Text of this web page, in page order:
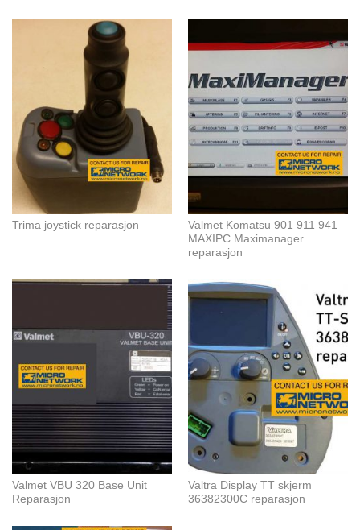
Trima joystick reparasjon
Valmet Komatsu 901 911 941
MAXIPC Maximanager
reparasjon
Valmet VBU 320 Base Unit
Reparasjon
Valtra Display TT skjerm
36382300C reparasjon